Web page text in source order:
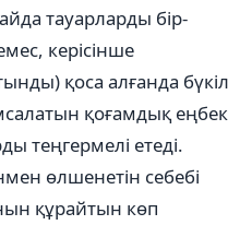
тауарларды бір-
керісінше
қоса алғанда бүкіл
қоғамдық еңбек
теңгермелі етеді.
өлшенетін себебі
құрайтын көп